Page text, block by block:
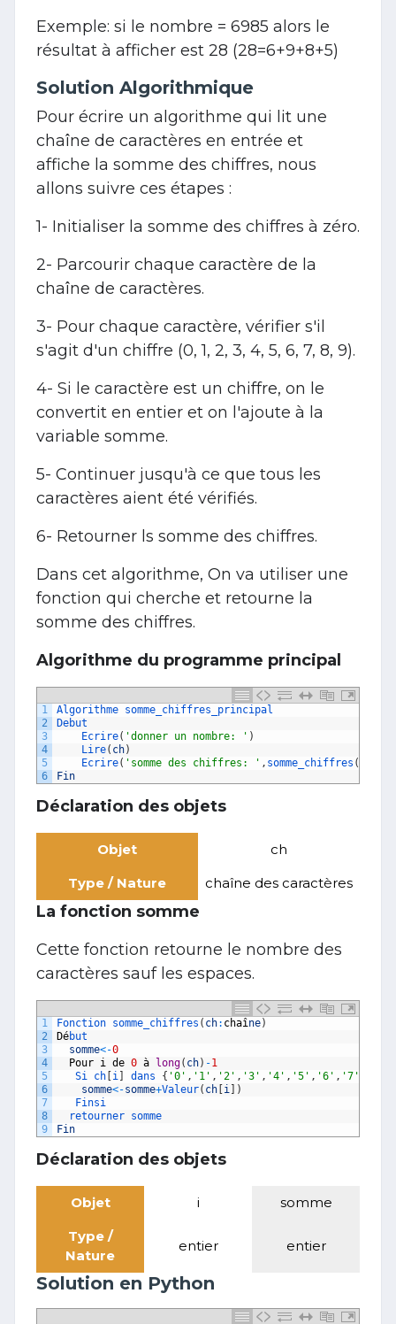
Exemple: si le nombre = 6985 alors le
résultat à afficher est 28 (28=6+9+8+5)
Solution Algorithmique
Pour écrire un algorithme qui lit une
chaîne de caractères en entrée et
affiche la somme des chiffres, nous
allons suivre ces étapes :
1- Initialiser la somme des chiffres à zéro.
2- Parcourir chaque caractère de la
chaîne de caractères.
3- Pour chaque caractère, vérifier s'il
s'agit d'un chiffre (0, 1, 2, 3, 4, 5, 6, 7, 8, 9).
4- Si le caractère est un chiffre, on le
convertit en entier et on l'ajoute à la
variable somme.
5- Continuer jusqu'à ce que tous les
caractères aient été vérifiés.
6- Retourner ls somme des chiffres.
Dans cet algorithme, On va utiliser une
fonction qui cherche et retourne la
somme des chiffres.
Algorithme du programme principal
1
2
3
4
5
6
Algorithme somme_chiffres_principal
Debut
Ecrire( 'donner un nombre: ' )
Lire( ch)
Ecrire( 'somme des chiffres: ' , somme_chiffres (
Fin
Déclaration des objets
Objet
ch
Type / Nature
chaîne des caractères
La fonction somme
Cette fonction retourne le nombre des
caractères sauf les espaces.
1
2
3
4
5
6
7
8
9
Fonction somme_chiffres ( ch: chaîne)
Début
somme<-0
Pour i de 0 à long( ch) -1
Si ch i dans { '0' , '1' , '2' , '3' , '4' , '5' , '6' , '7'
somme<-somme+Valeur( ch i
)
Finsi
retourner somme
Fin
Déclaration des objets
Objet i
somme
Type /
Nature
entier entier
Solution en Python